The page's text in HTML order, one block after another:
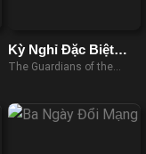
Kỳ Nghỉ Đặc Biệt
Của Vệ Binh Dải
The Guardians of the
(2022)